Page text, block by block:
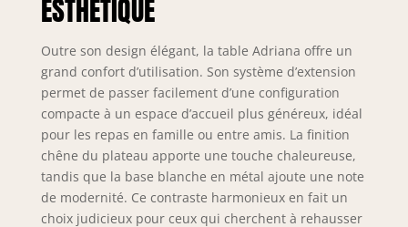
extension pour 8
places assises
Production
italienne : table
fabriquée en Italie
qui garantit une
qualité de
construction et
une attention aux
ESTHÉTIQUE
Outre son design élégant, la table Adriana offre un
grand confort d’utilisation. Son système d’extension
permet de passer facilement d’une configuration
compacte à un espace d’accueil plus généreux, idéal
pour les repas en famille ou entre amis. La finition
chêne du plateau apporte une touche chaleureuse,
tandis que la base blanche en métal ajoute une note
de modernité. Ce contraste harmonieux en fait un
choix judicieux pour ceux qui cherchent à rehausser